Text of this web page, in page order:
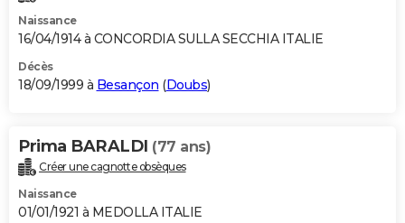
Naissance
16/04/1914 à CONCORDIA SULLA SECCHIA ITALIE
Décès
18/09/1999 à Besançon (Doubs)
Prima BARALDI (77 ans)
Créer une cagnotte obsèques
Naissance
01/01/1921 à MEDOLLA ITALIE